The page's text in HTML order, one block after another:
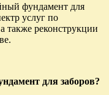
фундамент для
услуг по
также реконструкции
для заборов?